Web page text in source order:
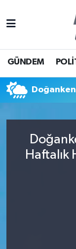
GÜNDEM
Haftalık
İstanbul
İstanbul
İstanbul
Süper Lig
Son Dakika